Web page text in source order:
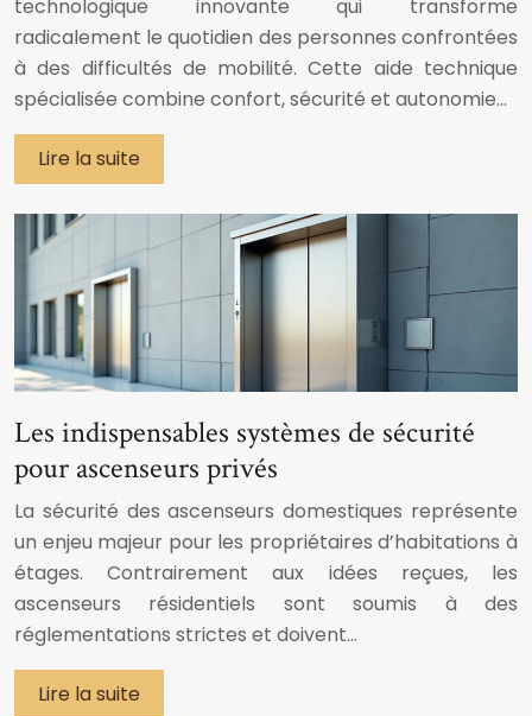
technologique innovante qui transforme
radicalement le quotidien des personnes confrontées
à des difficultés de mobilité. Cette aide technique
spécialisée combine confort, sécurité et autonomie…
Lire la suite
Les indispensables systèmes de sécurité
pour ascenseurs privés
La sécurité des ascenseurs domestiques représente
un enjeu majeur pour les propriétaires d’habitations à
étages. Contrairement aux idées reçues, les
ascenseurs résidentiels sont soumis à des
réglementations strictes et doivent…
Lire la suite